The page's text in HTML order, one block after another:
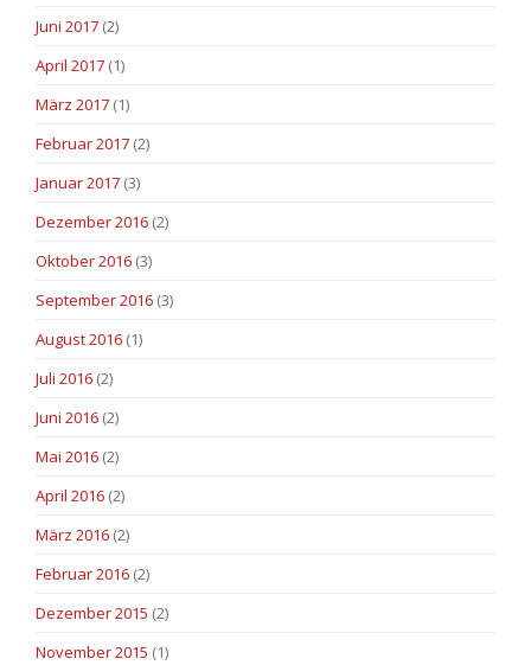
Juni 2017 (2)
April 2017 (1)
März 2017 (1)
Februar 2017 (2)
Januar 2017 (3)
Dezember 2016 (2)
Oktober 2016 (3)
September 2016 (3)
August 2016 (1)
Juli 2016 (2)
Juni 2016 (2)
Mai 2016 (2)
April 2016 (2)
März 2016 (2)
Februar 2016 (2)
Dezember 2015 (2)
November 2015 (1)